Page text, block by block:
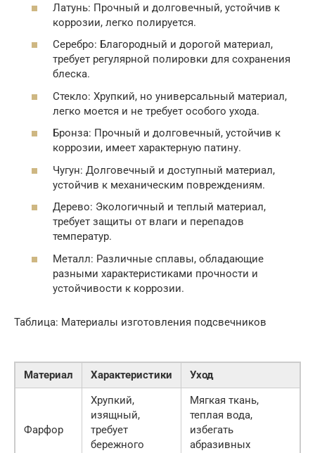
Латунь: Прочный и долговечный, устойчив к
коррозии, легко полируется.
Серебро: Благородный и дорогой материал,
требует регулярной полировки для сохранения
блеска.
Стекло: Хрупкий, но универсальный материал,
легко моется и не требует особого ухода.
Бронза: Прочный и долговечный, устойчив к
коррозии, имеет характерную патину.
Чугун: Долговечный и доступный материал,
устойчив к механическим повреждениям.
Дерево: Экологичный и теплый материал,
требует защиты от влаги и перепадов
температур.
Металл: Различные сплавы, обладающие
разными характеристиками прочности и
устойчивости к коррозии.
Таблица: Материалы изготовления подсвечников
Материал Характеристики Уход
Фарфор
Хрупкий,
изящный,
требует
бережного
Мягкая ткань,
теплая вода,
избегать
абразивных